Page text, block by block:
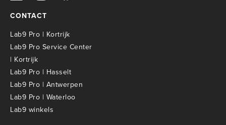
CONTACT
Lab9 Pro | Kortrijk
Lab9 Pro Service Center
| Kortrijk
Lab9 Pro | Hasselt
Lab9 Pro | Antwerpen
Lab9 Pro | Waterloo
Lab9 winkels